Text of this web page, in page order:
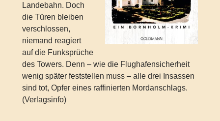
Landebahn. Doch
die Türen bleiben
verschlossen,
niemand reagiert
auf die Funksprüche
des Towers. Denn – wie die Flughafensicherheit
wenig später feststellen muss – alle drei Insassen
sind tot, Opfer eines raffinierten Mordanschlags.
(Verlagsinfo)